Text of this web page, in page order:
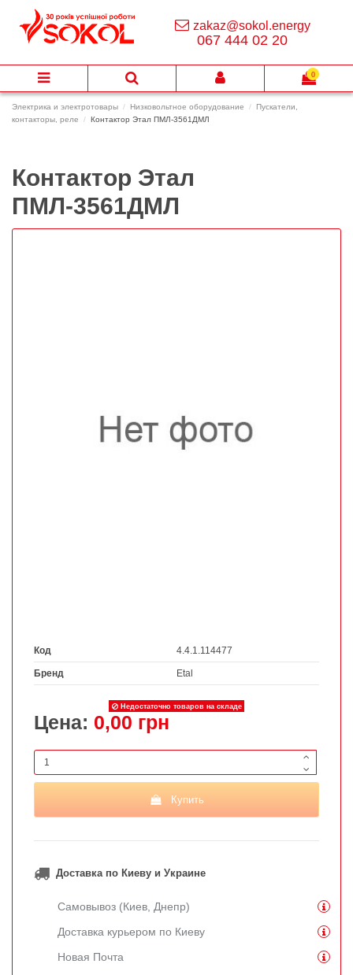
Электрика и электротовары Низковольтное оборудование
Пускатели,
контакторы, реле
Контактор Этал ПМЛ-3561ДМЛ
Контактор Этал
ПМЛ-3561ДМЛ
Код 4.4.1.114477
Бренд Etal
Недостаточно товаров на складе
Цена: 0,00 грн
Купить
Доставка по Киеву и Украине
Самовывоз (Киев, Днепр)
Доставка курьером по Киеву
Новая Почта
zakaz@sokol.energy
067 444 02 20
0